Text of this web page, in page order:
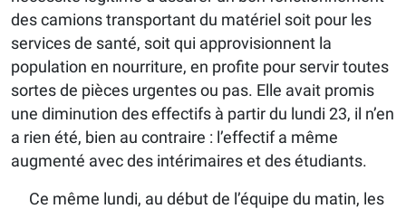
des camions transportant du matériel soit pour les
services de santé, soit qui approvisionnent la
population en nourriture, en profite pour servir toutes
sortes de pièces urgentes ou pas. Elle avait promis
une diminution des effectifs à partir du lundi 23, il n’en
a rien été, bien au contraire : l’effectif a même
augmenté avec des intérimaires et des étudiants.
Ce même lundi, au début de l’équipe du matin, les